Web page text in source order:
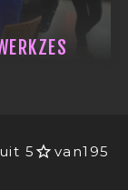
uit 5 van195